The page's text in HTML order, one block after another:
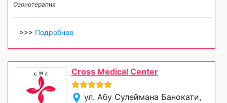
Озонотерапия
>>> Подробнее
Cross Medical Center
ул. Абу Сулеймана Банокати,